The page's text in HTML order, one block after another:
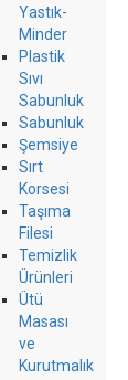
Yastık-
Minder
Plastik
Sıvı
Sabunluk
Sabunluk
Şemsiye
Sırt
Korsesi
Taşıma
Filesi
Temizlik
Ürünleri
Ütü
Masası
ve
Kurutmalık